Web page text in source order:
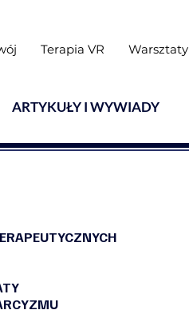
Terapia VR Warsztaty
ARTYKUŁY I WYWIADY